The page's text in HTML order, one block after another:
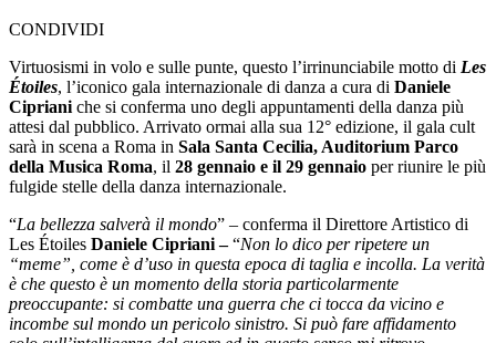
CONDIVIDI
Virtuosismi in volo e sulle punte, questo l’irrinunciabile motto di Les
Étoiles, l’iconico gala internazionale di danza a cura di Daniele
Cipriani che si conferma uno degli appuntamenti della danza più
attesi dal pubblico. Arrivato ormai alla sua 12° edizione, il gala cult
sarà in scena a Roma in Sala Santa Cecilia, Auditorium Parco
della Musica Roma, il 28 gennaio e il 29 gennaio per riunire le più
fulgide stelle della danza internazionale.
“La bellezza salverà il mondo” – conferma il Direttore Artistico di
Les Étoiles Daniele Cipriani –“Non lo dico per ripetere un
“meme”, come è d’uso in questa epoca di taglia e incolla. La verità
è che questo è un momento della storia particolarmente
preoccupante: si combatte una guerra che ci tocca da vicino e
incombe sul mondo un pericolo sinistro. Si può fare affidamento